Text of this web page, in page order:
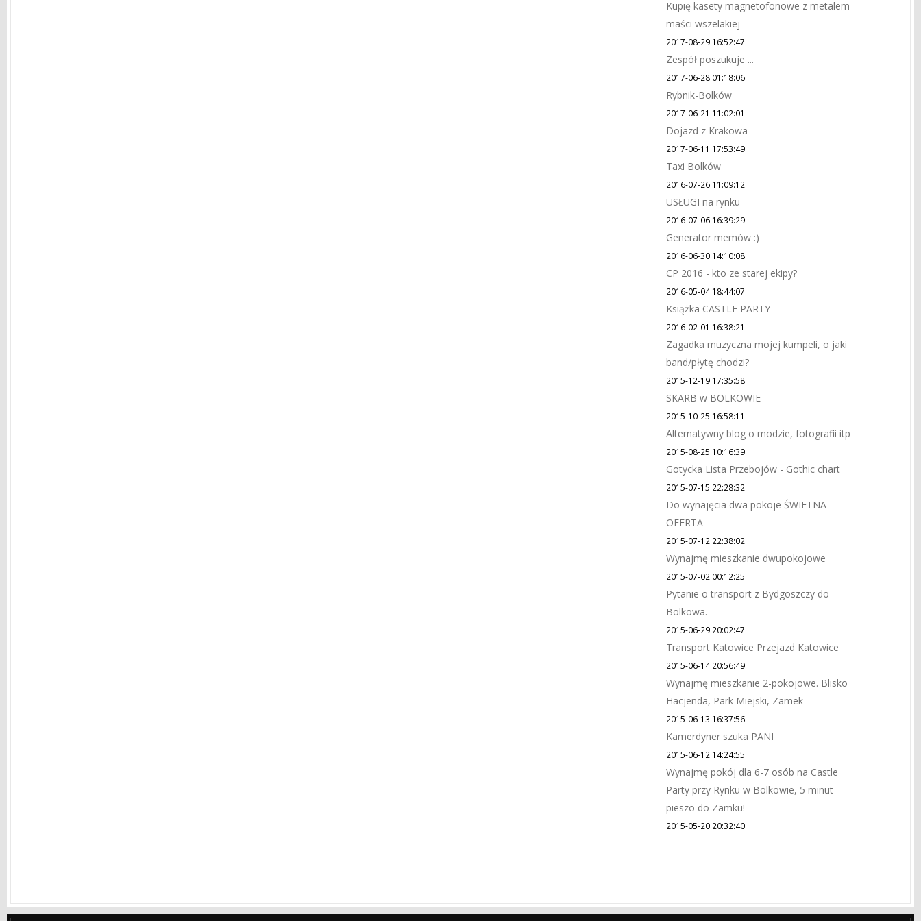
Kupię kasety magnetofonowe z metalem
maści wszelakiej
2017-08-29 16:52:47
Zespół poszukuje ...
2017-06-28 01:18:06
Rybnik-Bolków
2017-06-21 11:02:01
Dojazd z Krakowa
2017-06-11 17:53:49
Taxi Bolków
2016-07-26 11:09:12
USŁUGI na rynku
2016-07-06 16:39:29
Generator memów :)
2016-06-30 14:10:08
CP 2016 - kto ze starej ekipy?
2016-05-04 18:44:07
Książka CASTLE PARTY
2016-02-01 16:38:21
Zagadka muzyczna mojej kumpeli, o jaki
band/płytę chodzi?
2015-12-19 17:35:58
SKARB w BOLKOWIE
2015-10-25 16:58:11
Alternatywny blog o modzie, fotografii itp
2015-08-25 10:16:39
Gotycka Lista Przebojów - Gothic chart
2015-07-15 22:28:32
Do wynajęcia dwa pokoje ŚWIETNA
OFERTA
2015-07-12 22:38:02
Wynajmę mieszkanie dwupokojowe
2015-07-02 00:12:25
Pytanie o transport z Bydgoszczy do
Bolkowa.
2015-06-29 20:02:47
Transport Katowice Przejazd Katowice
2015-06-14 20:56:49
Wynajmę mieszkanie 2-pokojowe. Blisko
Hacjenda, Park Miejski, Zamek
2015-06-13 16:37:56
Kamerdyner szuka PANI
2015-06-12 14:24:55
Wynajmę pokój dla 6-7 osób na Castle
Party przy Rynku w Bolkowie, 5 minut
pieszo do Zamku!
2015-05-20 20:32:40